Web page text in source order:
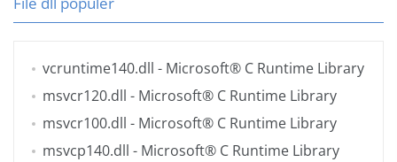
vcruntime140.dll - Microsoft® C Runtime Library
msvcr120.dll - Microsoft® C Runtime Library
msvcr100.dll - Microsoft® C Runtime Library
msvcp140.dll - Microsoft® C Runtime Library